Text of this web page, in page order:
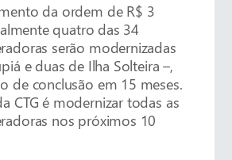
da ordem de R$ 3
quatro das 34
serão modernizadas
e duas de Ilha Solteira –,
de conclusão em 15 meses.
CTG é modernizar todas as
nos próximos 10